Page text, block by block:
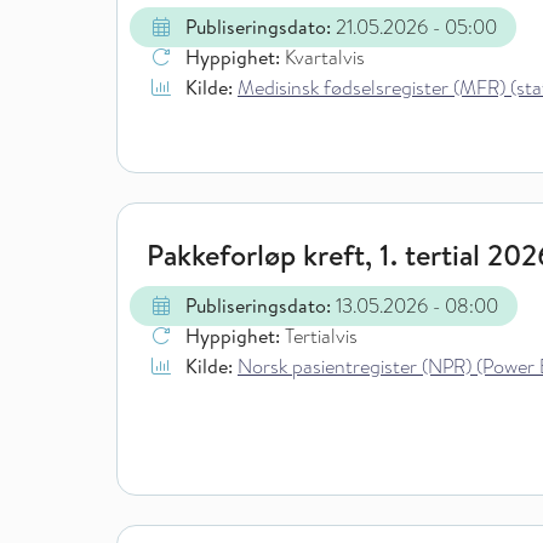
Publiseringsdato: 21.05.2026 - 05:00
Hyppighet: Kvartalvis
Kilde: Medisinsk fødselsregister (MFR)
Pakkeforløp kreft, 1. tertial
Publiseringsdato: 13.05.2026 - 08:00
Hyppighet: Tertialvis
Kilde: Norsk pasientregister (NPR) (Power